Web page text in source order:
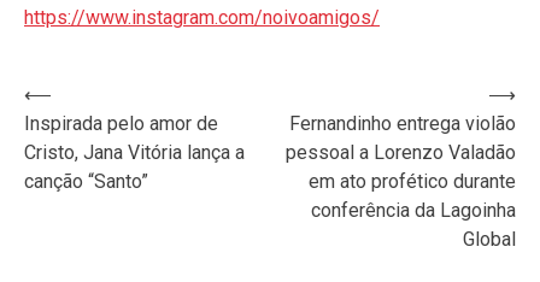
https://www.instagram.com/noivoamigos/
Navegação
de
Post
⟵
Inspirada pelo amor de
Cristo, Jana Vitória lança a
canção “Santo”
Fernandinho entrega violão
pessoal a Lorenzo Valadão
em ato profético durante
conferência da Lagoinha
Global
⟶